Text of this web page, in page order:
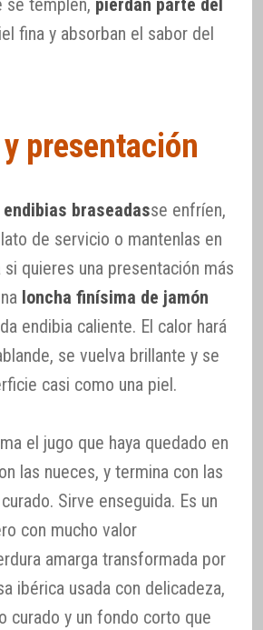
se templen, pierdan parte del
fina y absorban el sabor del
presentación
endibias braseadasse enfríen,
de servicio o mantenlas en
quieres una presentación más
loncha finísima de jamón
endibia caliente. El calor hará
se vuelva brillante y se
casi como una piel.
el jugo que haya quedado en
las nueces, y termina con las
Sirve enseguida. Es un
con mucho valor
amarga transformada por
ibérica usada con delicadeza,
curado y un fondo corto que